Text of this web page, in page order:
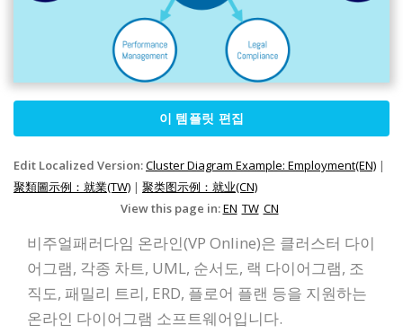
이 템플릿 편집
Edit Localized Version:Cluster Diagram Example: Employment(EN) |
聚類圖示例：就業(TW) | 聚类图示例：就业(CN)
View this page in:EN TW CN
비주얼패러다임 온라인(VP Online)은 클러스터 다이
어그램, 각종 차트, UML, 순서도, 랙 다이어그램, 조
직도, 패밀리 트리, ERD, 플로어 플랜 등을 지원하는
온라인 다이어그램 소프트웨어입니다.